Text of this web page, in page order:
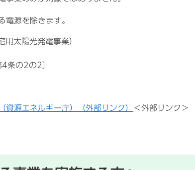
源を除きます。
太陽光発電事業）
条の2の2〕
資源エネルギー庁）（外部リンク） ＜外部リンク＞